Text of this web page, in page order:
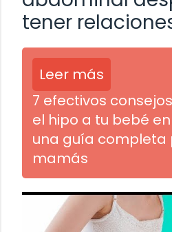
tener
Leer más
7 efectivos
el hipo a tu bebé
una guía completa
mamás